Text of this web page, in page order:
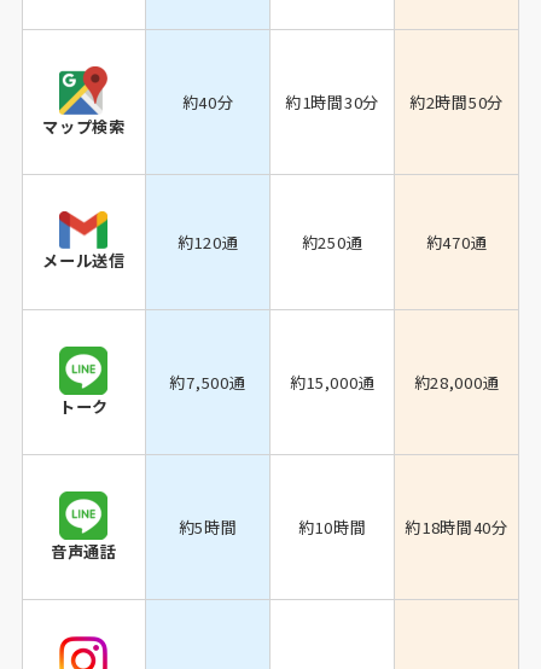
マップ検索
約40分 約1時間30分 約2時間50分
メール送信
約120通 約250通 約470通
トーク
約7,500通 約15,000通 約28,000通
音声通話
約5時間 約10時間 約18時間40分